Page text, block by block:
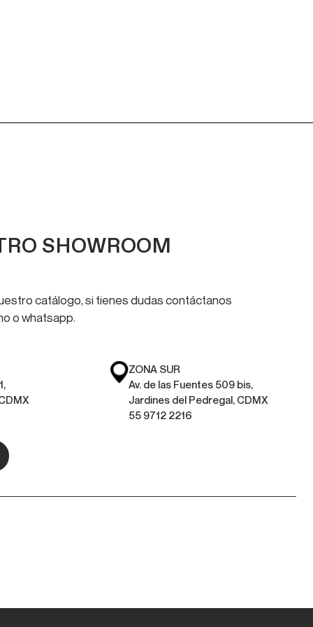
SHOWROOM
catálogo, si tienes dudas contáctanos
o whatsapp.
ZONA SUR
Av. de las Fuentes 509 bis,
Jardines del Pedregal, CDMX
55 9712 2216